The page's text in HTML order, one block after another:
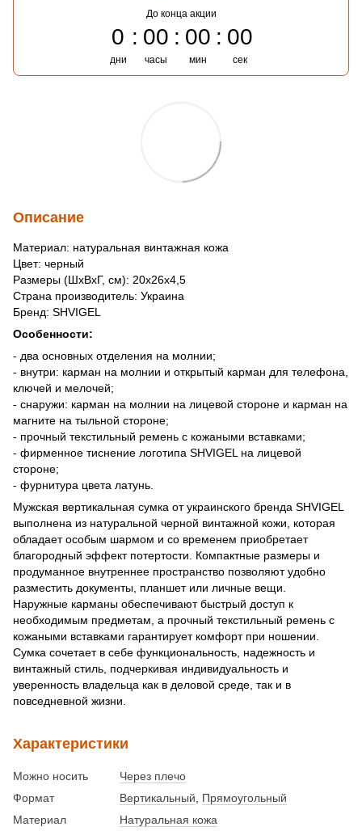
До конца акции
0
дни
00
часы
00
мин
00
сек
Описание
Материал: натуральная винтажная кожа
Цвет: черный
Размеры (ШхВхГ, см): 20х26х4,5
Страна производитель: Украина
Бренд: SHVIGEL
Особенности:
- два основных отделения на молнии;
- внутри: карман на молнии и открытый карман для телефона,
ключей и мелочей;
- снаружи: карман на молнии на лицевой стороне и карман на
магните на тыльной стороне;
- прочный текстильный ремень с кожаными вставками;
- фирменное тиснение логотипа SHVIGEL на лицевой
стороне;
- фурнитура цвета латунь.
Мужская вертикальная сумка от украинского бренда SHVIGEL
выполнена из натуральной черной винтажной кожи, которая
обладает особым шармом и со временем приобретает
благородный эффект потертости. Компактные размеры и
продуманное внутреннее пространство позволяют удобно
разместить документы, планшет или личные вещи.
Наружные карманы обеспечивают быстрый доступ к
необходимым предметам, а прочный текстильный ремень с
кожаными вставками гарантирует комфорт при ношении.
Сумка сочетает в себе функциональность, надежность и
винтажный стиль, подчеркивая индивидуальность и
уверенность владельца как в деловой среде, так и в
повседневной жизни.
Характеристики
Можно носить
Через плечо
Формат
Вертикальный
Прямоугольный
Материал
Натуральная кожа